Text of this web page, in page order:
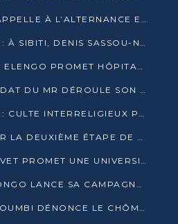
OYO : DESTIN GAVET APPELLE À L’ALTERNANCE ET À LA RESPONSABILITÉ DE LA JEUNESSE
PRÉSIDENTIELLE 2026 : À SIBITI, DENIS SASSOU-N’GUESSO PARIE SUR LES RESSOURCES DE LA LEKOUMOU
À EWO, DESTIN GAVET ELENGO PROMET HÔPITAL, CHEMIN DE FER ET AUDIT DES FINANCES PUBLIQUES
À OWANDO, LE CANDIDAT DU MR DÉROULE SON PROGRAMME DE “CHANGEMENT”
PRÉSIDENTIELLE 2026 : CULTE INTERRELIGIEUX POUR LA PAIX À OUENZÉ
DOLISIE EN BLEU POUR LA DEUXIÈME ÉTAPE DE CAMPAGNE DE DSN
À OUESSO, DESTIN GAVET PROMET UNE UNIVERSITÉ POUR LA SANGHA
À OUESSO, GAVET ELONGO LANCE SA CAMPAGNE SOUS LE SIGNE DU RENOUVEAU
À SIBITI, JOSEPH KIGNOUMBI DÉNONCE LE CHÔMAGE ET LES DÉFAILLANCES DE L’ÉTAT